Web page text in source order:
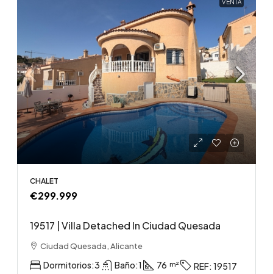
VENTA
CHALET
€299.999
19517 | Villa Detached In Ciudad Quesada
Ciudad Quesada, Alicante
Dormitorios:3 Baño:1 76 REF: 19517